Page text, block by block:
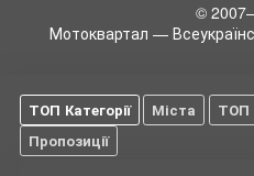
©
Мотоквартал —
ТОП Категорії Міста ТОП
Пропозиції